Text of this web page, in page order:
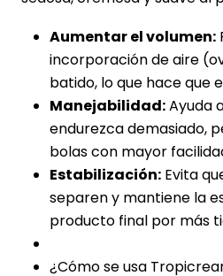
Aumentar el volumen:
incorporación de aire
batido, lo que hace que
Manejabilidad:Ayuda
endurezca demasiado,
bolas con mayor
Estabilización: Evita
separen y mantiene la
producto final por más
¿Cómo se usa